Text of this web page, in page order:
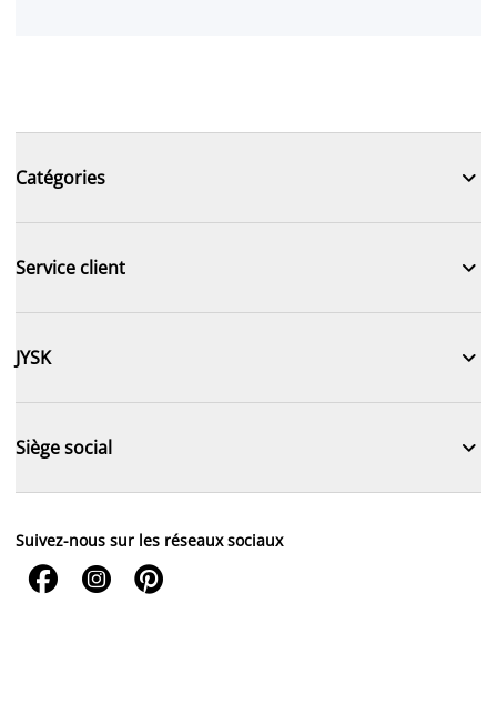
Catégories 
Service client 
JYSK 
Siège social 
Suivez-nous sur les réseaux sociaux
  